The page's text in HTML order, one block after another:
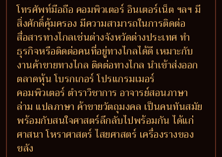
โทรศัพท์มือถือ คอมพิวเตอร์ อินเตอร์เน็ต ฯลฯ มี
สิ่งศักดิ์คุ้มครอง มีความสามารถในการติดต่อ
สื่อสารทางไกลเช่นต่างจังหวัดต่างประเทศ ทำ
ธุรกิจหรือติดต่อคนที่อยู่ทางไกลได้ดี เหมาะกับ
งานค้าขายทางไกล ติดต่อทางไกล นำเข้าส่งออก
ตลาดหุ้น โบรกเกอร์ โปรแกรมเมอร์
คอมพิวเตอร์ ตำราวิชาการ อาจารย์สอนภาษา
ล่าม แปลภาษา ค้าขายวัตถุมงคล เป็นคนทันสมัย
พร้อมกับสนใจศาสตร์ลึกลับไปพร้อมกัน ได้แก่
ศาสนา โหราศาสตร์ ไสยศาสตร์ เครื่องรางของ
ขลัง